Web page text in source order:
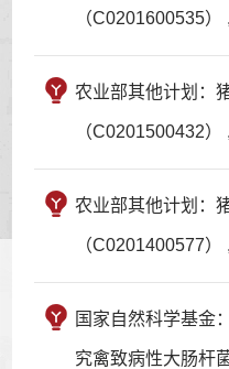
（C0201600535
农业部其他计划：
（C0201500432
农业部其他计划：
（C0201400577
国家自然科学基金
究禽致病性大肠杆